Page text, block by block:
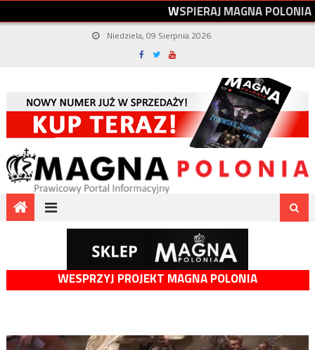
WSPIERAJMAGNAPOLONIA
Niedziela, 09 Sierpnia 2026
WESPRZYJ PROJEKT MAGNA POLONIA